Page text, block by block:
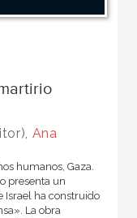
Ana
humanos, Gaza.
presenta un
Israel ha construido
La obra